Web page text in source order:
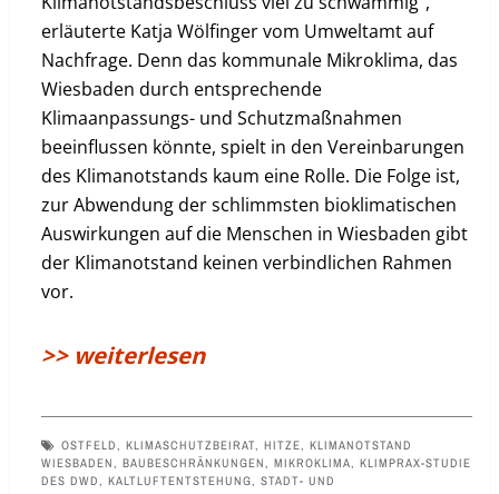
erläuterte Katja Wölfinger vom Umweltamt auf
Nachfrage. Denn das kommunale Mikroklima, das
Wiesbaden durch entsprechende
Klimaanpassungs- und Schutzmaßnahmen
beeinflussen könnte, spielt in den Vereinbarungen
des Klimanotstands kaum eine Rolle. Die Folge ist,
zur Abwendung der schlimmsten bioklimatischen
Auswirkungen auf die Menschen in Wiesbaden gibt
der Klimanotstand keinen verbindlichen Rahmen
vor.
>> weiterlesen
OSTFELD KLIMASCHUTZBEIRAT, HITZE
KLIMANOTSTAND
WIESBADEN
BAUBESCHRÄNKUNGEN MIKROKLIMA
KLIMPRAX-STUDIE
DES DWD
KALTLUFTENTSTEHUNG
STADT- UND